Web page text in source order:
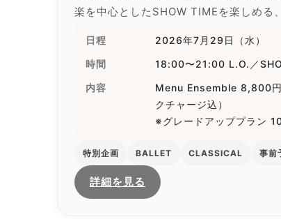
楽を中心としたSHOW TIMEを楽しめる
日程
2026年7月29日（水）
時間
18:00〜21:00 L.O.／
内容
Menu Ensemble 8,800円
クチャージ込）
※グレードアッププラン
特別企画 BALLET CLASSICAL 事前
詳細を見る